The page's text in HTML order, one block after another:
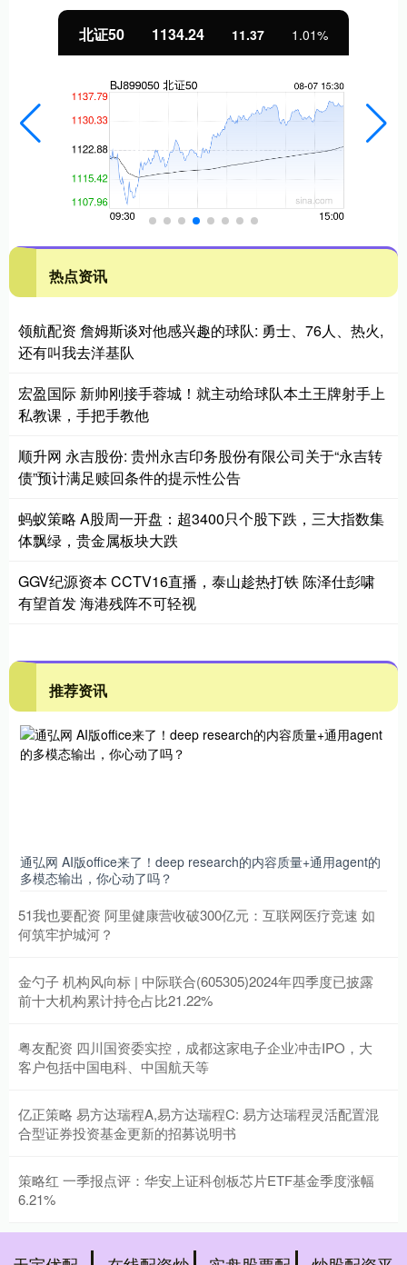
北证50 1134.24 11.37 1.01%
热点资讯
领航配资 詹姆斯谈对他感兴趣的球队: 勇士、76人、热火,
还有叫我去洋基队
宏盈国际 新帅刚接手蓉城！就主动给球队本土王牌射手上
私教课，手把手教他
顺升网 永吉股份: 贵州永吉印务股份有限公司关于“永吉转
债”预计满足赎回条件的提示性公告
蚂蚁策略 A股周一开盘：超3400只个股下跌，三大指数集
体飘绿，贵金属板块大跌
GGV纪源资本 CCTV16直播，泰山趁热打铁 陈泽仕彭啸
有望首发 海港残阵不可轻视
推荐资讯
通弘网 AI版office来了！deep research的内容质量+通用agent的
多模态输出，你心动了吗？
51我也要配资 阿里健康营收破300亿元：互联网医疗竞速 如
何筑牢护城河？
金勺子 机构风向标 | 中际联合(605305)2024年四季度已披露
前十大机构累计持仓占比21.22%
粤友配资 四川国资委实控，成都这家电子企业冲击IPO，大
客户包括中国电科、中国航天等
亿正策略 易方达瑞程A,易方达瑞程C: 易方达瑞程灵活配置混
合型证券投资基金更新的招募说明书
策略红 一季报点评：华安上证科创板芯片ETF基金季度涨幅
6.21%